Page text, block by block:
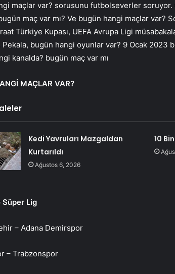
maçlar var? sorusunu futbolseverler soruyor.
maç var mı? Ve bugün hangi maçlar var?
Türkiye Kupası, UEFA Avrupa Ligi
Pekala, bugün hangi oyunlar var? 9 Ocak 2023
kanalda? bugün maç var mı
MAÇLAR VAR?
Kedi Yavruları Mazgaldan
Kurtarıldı
Ağustos 6, 2026
10
Süper Lig
– Adana Demirspor
– Trabzonspor